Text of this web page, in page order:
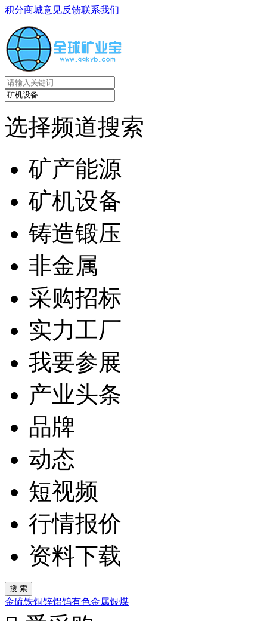
积分商城意见反馈联系我们
选择频道搜索
矿产能源
矿机设备
铸造锻压
非金属
采购招标
实力工厂
我要参展
产业头条
品牌
动态
短视频
行情报价
资料下载
金硫铁铜锌铝钨有色金属银煤